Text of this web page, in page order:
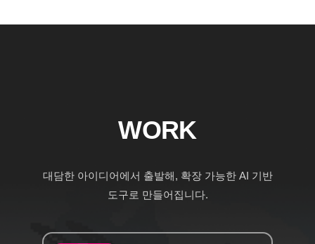
WORK
대담한 아이디어에서 출발해, 확장 가능한 AI 기반
도구로 만들어집니다.